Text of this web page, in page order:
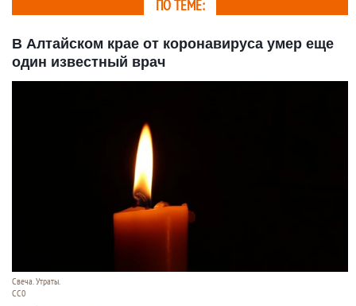
ПО ТЕМЕ:
В Алтайском крае от коронавируса умер еще
один известный врач
Свеча. Утраты.
СС0